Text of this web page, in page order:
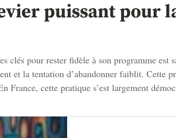
puissant pour
clés pour rester fidèle à son programme est
et la tentation d’abandonner faiblit. Cette
France, cette pratique s’est largement